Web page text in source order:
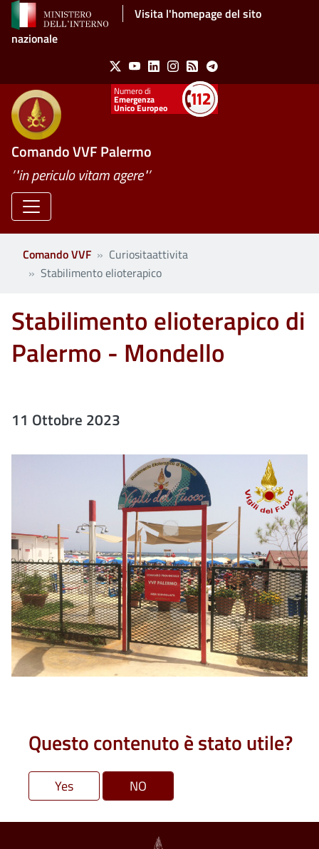
Salta al contenuto principaleVisita l'homepage del sito
nazionale
Social Menu
X YoutubeLinkedinInstagram
Feed Telegram
Emergenza
Unico Europeo
Comando VVF Palermo
’"in periculo vitam agere"’
Comando VVF
Curiositaattivita
Stabilimento elioterapico
Stabilimento elioterapico di
Palermo - Mondello
11 Ottobre 2023
Questo contenuto è stato utile?